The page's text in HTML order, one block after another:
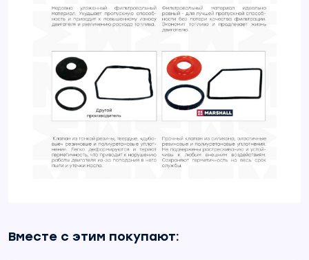
Вместе с этим покупают: